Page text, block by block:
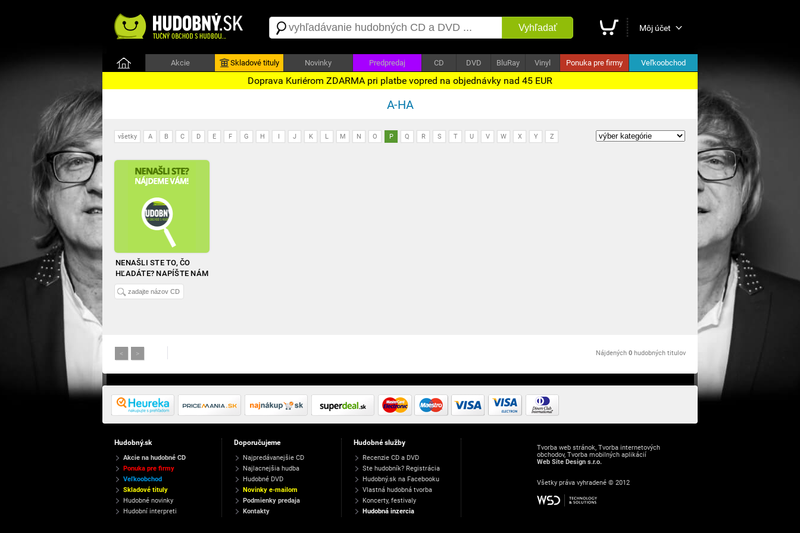
Vyhľadať Môj účet
Akcie Skladové tituly Novinky Predpredaj CD DVD BluRay Vinyl Ponuka pre firmy Veľkoobchod
Doprava Kuriérom ZDARMA pri platbe vopred na objednávky nad 45 EUR
A-HA
všetky A B C D E F G H I J K L M N O P Q R S T U V W X Y Z
NENAŠLI STE TO, ČO
HĽADÁTE? NAPÍŠTE NÁM
< > Nájdených 0 hudobných titulov
Hudobný.sk
Akcie na hudobné CD
Ponuka pre firmy
Veľkoobchod
Skladové tituly
Hudobné novinky
Hudobní interpreti
Doporučujeme
Najpredávanejšie CD
Najlacnejšia hudba
Hudobné DVD
Novinky e-mailom
Podmienky predaja
Kontakty
Hudobné služby
Recenzie CD a DVD
Ste hudobník? Registrácia
Hudobný.sk na Facebooku
Vlastná hudobná tvorba
Koncerty, festivaly
Hudobná inzercia
Tvorba web stránok, Tvorba internetových
obchodov, Tvorba mobilných aplikácií
Web Site Design s.r.o.
Všetky práva vyhradené © 2012